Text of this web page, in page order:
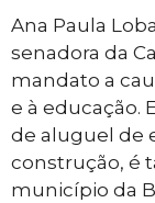
Ana Paula
senadora da
mandato a
e à educação.
de aluguel de
construção, é
município da